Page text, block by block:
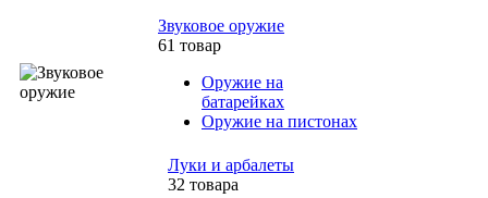
Звуковое оружие
61 товар
Оружие на
батарейках
Оружие на пистонах
Луки и арбалеты
32 товара